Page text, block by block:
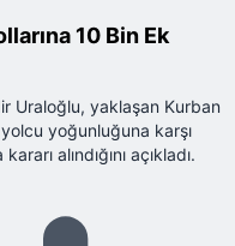
10 Bin Ek
Uraloğlu, yaklaşan Kurban
yolcu yoğunluğuna karşı
alındığını açıkladı.